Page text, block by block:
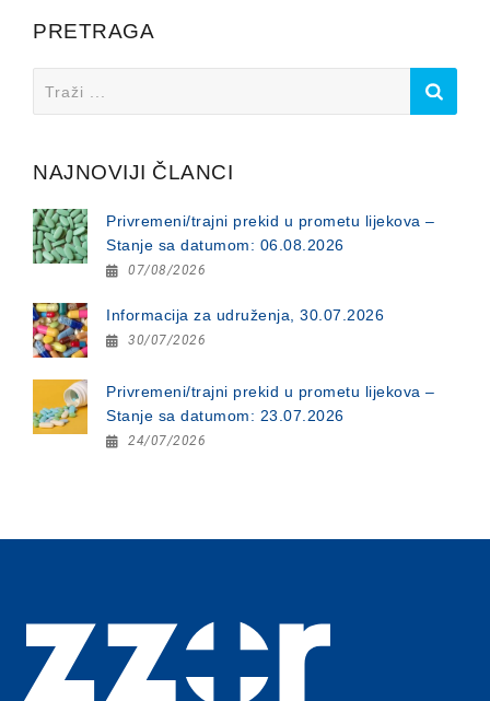
PRETRAGA
for:
NAJNOVIJI ČLANCI
Privremeni/trajni prekid u prometu lijekova –
Stanje sa datumom: 06.08.2026
07/08/2026
Informacija za udruženja, 30.07.2026
30/07/2026
Privremeni/trajni prekid u prometu lijekova –
Stanje sa datumom: 23.07.2026
24/07/2026